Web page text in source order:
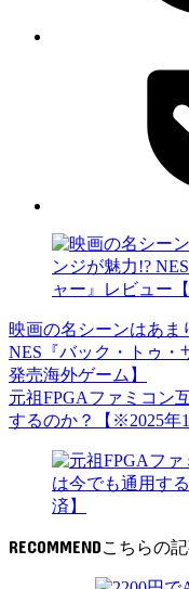
映画の名シーンはあま
NES『バック・トゥ・
発売海外ゲーム】
元祖FPGAファミコン
するのか？【※2025年
RECOMMEND